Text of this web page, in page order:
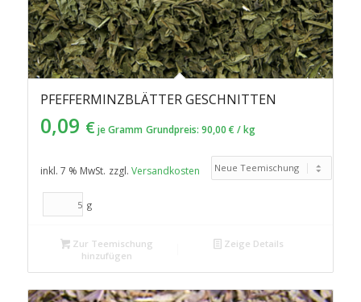
PFEFFERMINZBLÄTTER GESCHNITTEN
0,09 € je Gramm Grundpreis: 90,00 € /kg
inkl. 7 % MwSt. zzgl. Versandkosten
g
Zur Teemischung
hinzufügen
Zeige Details